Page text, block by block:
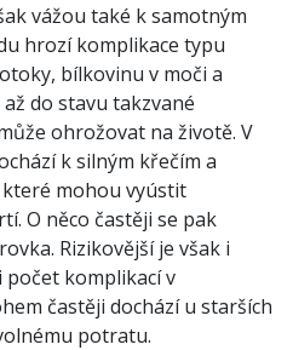
vážou také k samotným
hrozí komplikace typu
bílkovinu v moči a
do stavu takzvané
ohrožovat na životě. V
k silným křečím a
mohou vyústit
O něco častěji se pak
Rizikovější je však i
komplikací v
častěji dochází u starších
potratu.